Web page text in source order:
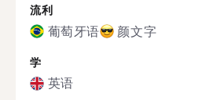
流利
葡萄牙语 颜文字
学
英语